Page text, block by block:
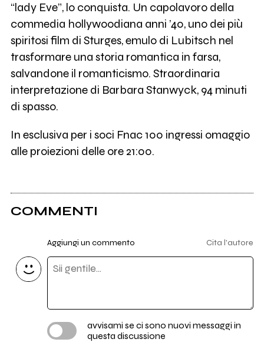
“lady Eve”, lo conquista. Un capolavoro della
commedia hollywoodiana anni ’40, uno dei più
spiritosi film di Sturges, emulo di Lubitsch nel
trasformare una storia romantica in farsa,
salvandone il romanticismo. Straordinaria
interpretazione di Barbara Stanwyck, 94 minuti
di spasso.
In esclusiva per i soci Fnac 100 ingressi omaggio
alle proiezioni delle ore 21:00.
COMMENTI
Aggiungi un commento Cita l'autore
avvisami se ci sono nuovi messaggi in
questa discussione